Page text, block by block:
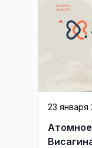
23 января